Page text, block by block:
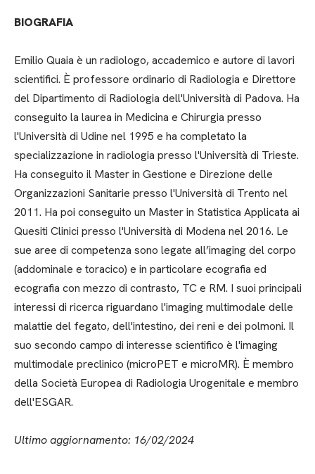
BIOGRAFIA
Emilio Quaia è un radiologo, accademico e autore di lavori
scientifici. È professore ordinario di Radiologia e Direttore
del Dipartimento di Radiologia dell'Università di Padova. Ha
conseguito la laurea in Medicina e Chirurgia presso
l'Università di Udine nel 1995 e ha completato la
specializzazione in radiologia presso l'Università di Trieste.
Ha conseguito il Master in Gestione e Direzione delle
Organizzazioni Sanitarie presso l'Università di Trento nel
2011. Ha poi conseguito un Master in Statistica Applicata ai
Quesiti Clinici presso l'Università di Modena nel 2016. Le
sue aree di competenza sono legate all’imaging del corpo
(addominale e toracico) e in particolare ecografia ed
ecografia con mezzo di contrasto, TC e RM. I suoi principali
interessi di ricerca riguardano l'imaging multimodale delle
malattie del fegato, dell'intestino, dei reni e dei polmoni. Il
suo secondo campo di interesse scientifico è l'imaging
multimodale preclinico (microPET e microMR). È membro
della Società Europea di Radiologia Urogenitale e membro
dell'ESGAR.
Ultimo aggiornamento: 16/02/2024